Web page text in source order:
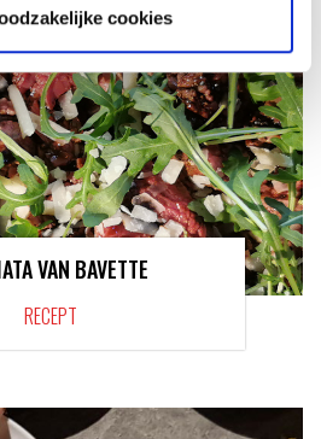
cookies
VAN BAVETTE
RECEPT